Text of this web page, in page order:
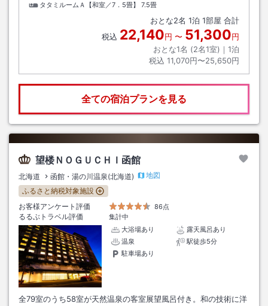
タタミルームＡ【和室／7．5畳】
7.5畳
おとな2名 1泊 1部屋 合計
税込 22,140円 〜 51,300円
おとな1名 (2名1室)｜ 1泊
税込 11,070円〜25,650円
全ての宿泊プランを見る
望楼ＮＯＧＵＣＨＩ函館
北海道 函館・湯の川温泉(北海道)
地図
ふるさと納税対象施設
お客様アンケート評価
86点
るるぶトラベル評価
集計中
大浴場あり
露天風呂あり
温泉
駅徒歩5分
駐車場あり
全79室のうち58室が天然温泉の客室展望風呂付き。和の技術に洋